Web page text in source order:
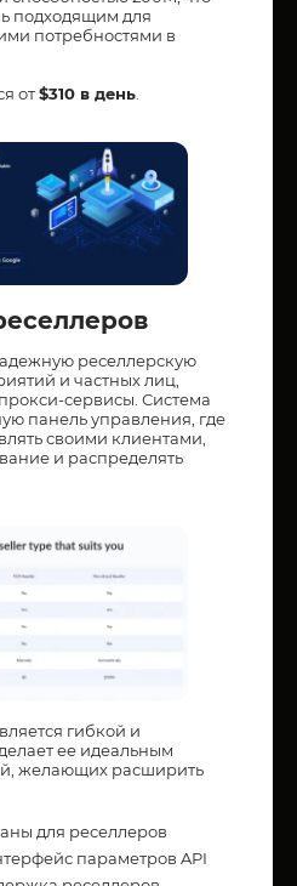
подходящим для
потребностями в
от$310 в день
реселлерскую
и частных лиц,
сервисы. Система
панель управления, где
своими клиентами,
и распределять
гибкой и
ее идеальным
желающих расширить
для реселлеров
параметров API